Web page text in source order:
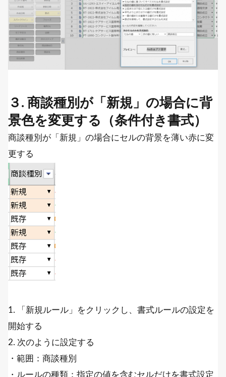
３. 商談種別が「新規」の場合に背
景色を変更する（条件付き書式）
商談種別が「新規」の場合にセルの背景を薄い赤に変
更する
1. 「新規ルール」をクリックし、書式ルールの設定を
開始する
2. 次のように設定する
・範囲：商談種別
・ルールの種類：指定の値を含むセルだけを書式設定